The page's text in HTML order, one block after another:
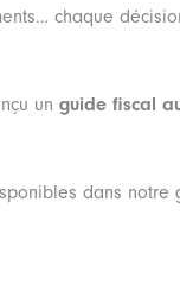
chaque
un guide fiscal
dans notre